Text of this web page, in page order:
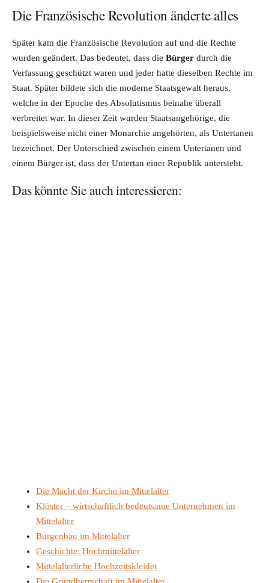
Die Französische Revolution änderte alles
Später kam die Französische Revolution auf und die Rechte
wurden geändert. Das bedeutet, dass die Bürger durch die
Verfassung geschützt waren und jeder hatte dieselben Rechte im
Staat. Später bildete sich die moderne Staatsgewalt heraus,
welche in der Epoche des Absolutismus beinahe überall
verbreitet war. In dieser Zeit wurden Staatsangehörige, die
beispielsweise nicht einer Monarchie angehörten, als Untertanen
bezeichnet. Der Unterschied zwischen einem Untertanen und
einem Bürger ist, dass der Untertan einer Republik untersteht.
Das könnte Sie auch interessieren:
Die Macht der Kirche im Mittelalter
Klöster – wirtschaftlich bedeutsame Unternehmen im
Mittelalter
Burgenbau im Mittelalter
Geschichte: Hochmittelalter
Mittelalterliche Hochzeitskleider